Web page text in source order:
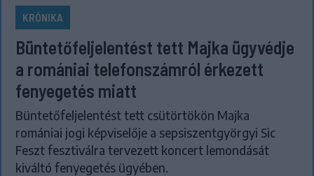
KRÓNIKA
Büntetőfeljelentést tett Majka ügyvédje
a romániai telefonszámról érkezett
fenyegetés miatt
Büntetőfeljelentést tett csütörtökön Majka
romániai jogi képviselője a sepsiszentgyörgyi Sic
Feszt fesztiválra tervezett koncert lemondását
kiváltó fenyegetés ügyében.